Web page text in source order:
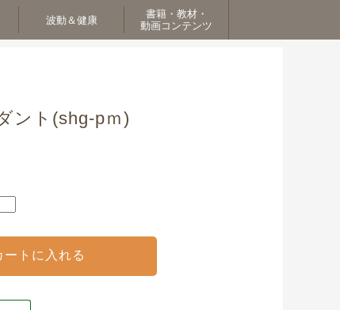
波動＆健康
書籍・教材・
動画コンテンツ
ント(shg-pｍ)